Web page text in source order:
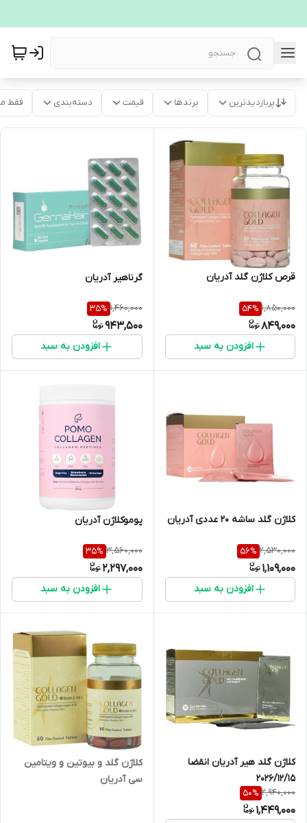
پربازدیدترین برندها قیمت دسته‌بندی فقط
قرص کلاژن گلد آدریان
1,850,000
54%
849,000
افزودن به سبد
گرناهیر آدریان
1,460,000
35%
943,500
افزودن به سبد
کلاژن گلد ساشه 20 عددی آدریان
2,530,000
56%
1,109,000
افزودن به سبد
پوموکلاژن آدریان
3,560,000
35%
2,297,000
افزودن به سبد
کلاژن گلد هیر آدریان انقضا
2026/12/15
2,940,000
50%
1,449,000
کلاژن گلد و بیوتین و ویتامین
سی آدریان